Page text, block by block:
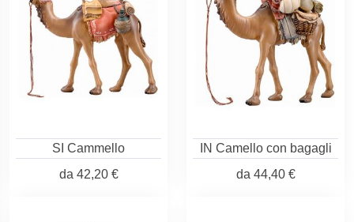
SI Cammello
da 42,20 €
IN Camello con bagagli
da 44,40 €